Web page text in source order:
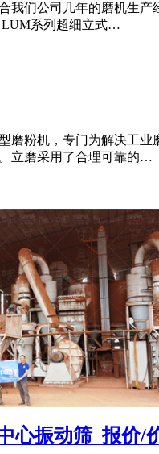
我们公司几年的磨机生
LUM系列超细立式…
磨粉机，专门为解决工
立磨采用了合理可靠的…
心振动筛_报价/